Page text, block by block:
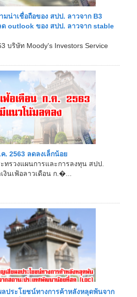
มน่าเชื่อถือของ สปป. ลาวจาก B3
ด outlook ของ สปป. ลาวจาก stable
บริษัท Moody's Investors Service
. 2563 ลดลงเล็กน้อย
ทรวงแผนการและการลงทุน สปป.
งินเฟ้อลาวเดือน ก.�...
ประโยชน์ทางการค้าหลังหลุดพ้นจาก